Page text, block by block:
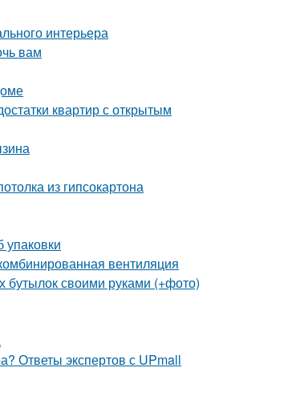
интерьера
вам
квартир с открытым
из гипсокартона
вентиляция
бутылок своими руками (+фото)
Ответы экспертов с UPmall